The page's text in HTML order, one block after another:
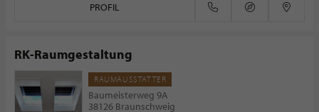
PROFIL
RK-Raumgestaltung
RAUMAUSSTATTER
Baumeisterweg 9A
38126 Braunschweig